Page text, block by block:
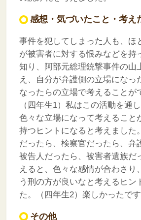
感想・気づいたこと・考え
事件を犯してしまった人も、ほ
が被害者に対する恨みなどを持
知り、阿部元総理銃撃事件の山
え、自分が弁護側の立場になっ
なったらの立場で考えることが
（四年生1）私はこの活動を通
色々な立場になって考えること
持つヒントになると考えました
だったら、検察官だったら、弁
被告人だったら、被害者遺族
えると、色々な感情が合わさり
う刑の方が良いなと考えるヒン
た。（四年生2）楽しかったです
その他